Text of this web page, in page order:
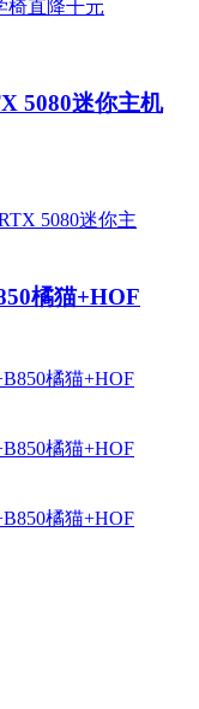
5080迷你主机
橘猫+HOF